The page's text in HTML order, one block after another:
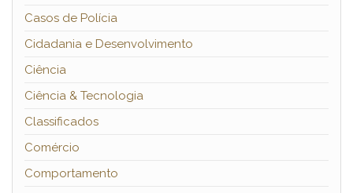
Casos de Polícia
Cidadania e Desenvolvimento
Ciência
Ciência & Tecnologia
Classificados
Comércio
Comportamento